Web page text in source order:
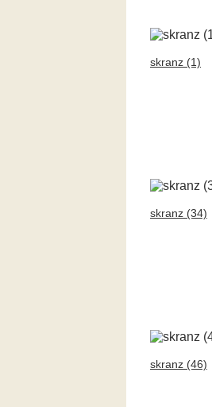
skranz (1)
skranz (34)
skranz (46)